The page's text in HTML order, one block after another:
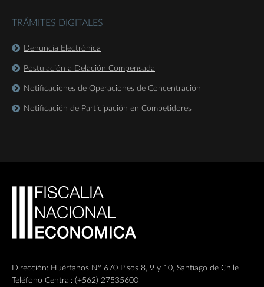
TRÁMITES DIGITALES
Denuncia Electrónica
Postulación a Delación Compensada
Notificaciones de Operaciones de Concentración
Notificación de Participación en Competidores
Dirección: Huérfanos Nº 670 Pisos 8, 9 y 10, Santiago de Chile
Teléfono Central: (+562) 27535600